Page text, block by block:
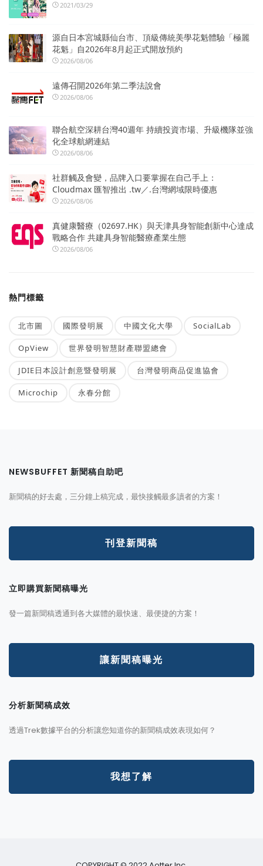
2021/03/29
源自日本宮城縣仙台市、頂級傳統美學花魁體驗「極麗
花魁」自2026年8月起正式開放預約
2026/08/06
遠傳召開2026年第二季法說會
2026/08/06
聯合航空深耕台灣40週年 持續投資市場、升級機隊並強
化全球航網連結
2026/08/06
社群觸及會變，品牌入口要掌握在自己手上：
Cloudmax 匯智推出 .tw／.台灣網域限時優惠
2026/08/06
真健康醫療（02697.HK）與天津具身智能創新中心達成
戰略合作 共建具身智能醫療產業生態
2026/08/06
熱門標籤
北市圖 國際發明展 中國文化大學 SocialLab
OpView 世界發明智慧財產聯盟總會
JDIE日本設計創意暨發明展 台灣發明商品促進協會
Microchip 永春分館
NEWSBUFFET 新聞稿自助吧
新聞稿的好去處，三分鐘上稿完成，最快接觸最多讀者的方案！
刊登新聞稿
立即購買新聞稿曝光
發一篇新聞稿透通到各大媒體的最快速、最便捷的方案！
讓新聞稿曝光
分析新聞稿成效
透過Trek數據平台的分析讓您知道你的新聞稿成效表現如何？
我想了解